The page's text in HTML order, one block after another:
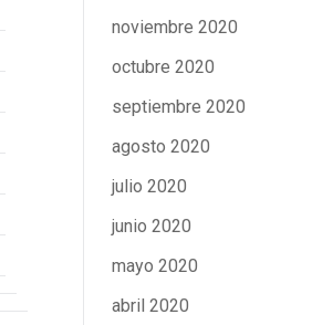
noviembre 2020
octubre 2020
septiembre 2020
agosto 2020
julio 2020
junio 2020
mayo 2020
abril 2020